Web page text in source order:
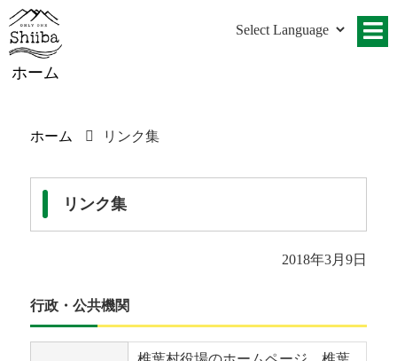
ホーム
ホーム リンク集
リンク集
2018年3月9日
行政・公共機関